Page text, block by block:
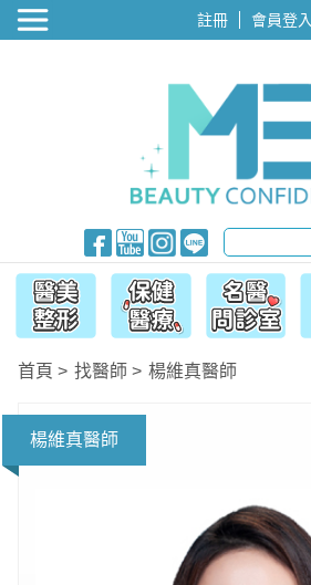
醫美整形 註冊 會員登入
首頁 找醫師 楊維真醫師
楊維真醫師